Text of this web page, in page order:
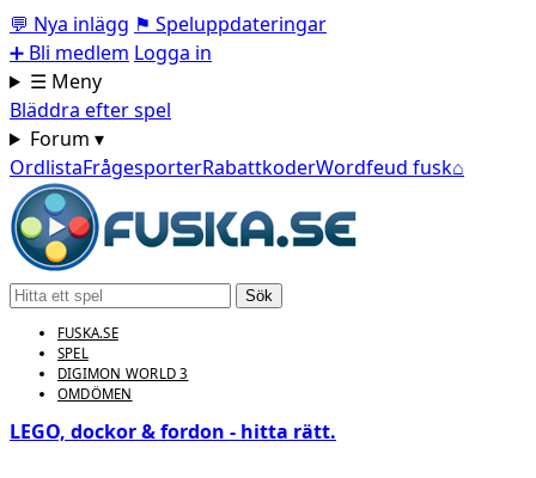
💬 Nya inlägg ⚑ Speluppdateringar
➕ Bli medlem Logga in
☰ Meny
Bläddra efter spel
Forum ▾
OrdlistaFrågesporterRabattkoderWordfeud fusk⌂
Sök
FUSKA.SE
SPEL
DIGIMON WORLD 3
OMDÖMEN
LEGO, dockor & fordon - hitta rätt.